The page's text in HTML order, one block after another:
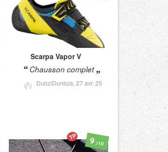
Scarpa Vapor V
Chausson complet
DubziDunbza,27 avr. 25
9/10
TP